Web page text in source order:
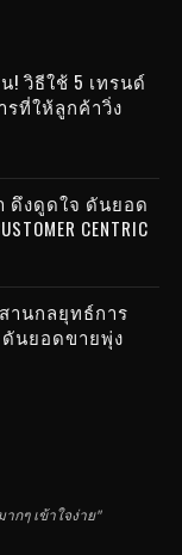
วิธีใช้ 5 เทรนด์
ารที่ให้ลูกค้าวิ่ง
ดึงดูดใจ ดันยอด
CENTRIC
านกลยุทธ์การ
นยอดขายพุ่ง
กๆ เข้าใจง่าย"